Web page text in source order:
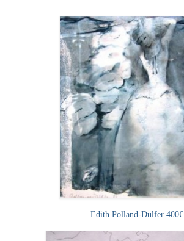
George Paice
Johann Georg Strobel
Ludwig Martin Wilberg
Weitere Künstler nach 1945
Kunst 1900-1945
Walter Becker
Ernst Geitlinger
Wilhelm von Hillern-Flinsch
Edith Polland-Dülfer 400€